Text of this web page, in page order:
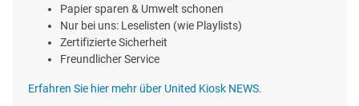
Papier sparen & Umwelt schonen
Nur bei uns: Leselisten (wie Playlists)
Zertifizierte Sicherheit
Freundlicher Service
Erfahren Sie hier mehr über United Kiosk NEWS.